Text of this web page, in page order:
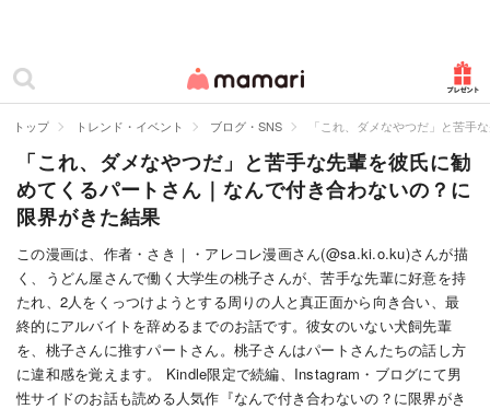
ママリ
カテゴリー一覧
妊娠
出産
赤ちゃん・育児
子育て・家族
病院
美容・ファッション
トップ トレンド・イベント ブログ・SNS 「これ、ダメなやつだ」と苦手
「これ、ダメなやつだ」と苦手な先輩を彼氏に勧
めてくるパートさん｜なんで付き合わないの？に
限界がきた結果
この漫画は、作者・さき｜・アレコレ漫画さん(@sa.ki.o.ku)さんが描
く、うどん屋さんで働く大学生の桃子さんが、苦手な先輩に好意を持
たれ、2人をくっつけようとする周りの人と真正面から向き合い、最
終的にアルバイトを辞めるまでのお話です。彼女のいない犬飼先輩
を、桃子さんに推すパートさん。桃子さんはパートさんたちの話し方
に違和感を覚えます。 Kindle限定で続編、Instagram・ブログにて男
性サイドのお話も読める人気作『なんで付き合わないの？に限界がき